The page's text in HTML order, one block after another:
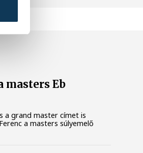
masters Eb
a grand master címet is
a masters súlyemelő